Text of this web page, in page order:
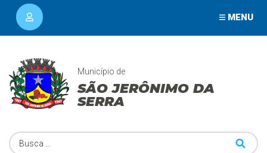
MENU
Município de
SÃO JERÔNIMO DA
SERRA